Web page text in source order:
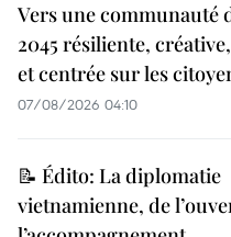
Vers une communauté
2045 résiliente,
et centrée sur les
07/08/2026 04:10
📝 Édito: La diplomatie
vietnamienne, de